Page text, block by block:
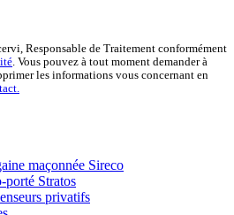
Responsable de Traitement conformément
. Vous pouvez à tout moment demander à
les informations vous concernant en
maçonnée Sireco
porté Stratos
privatifs